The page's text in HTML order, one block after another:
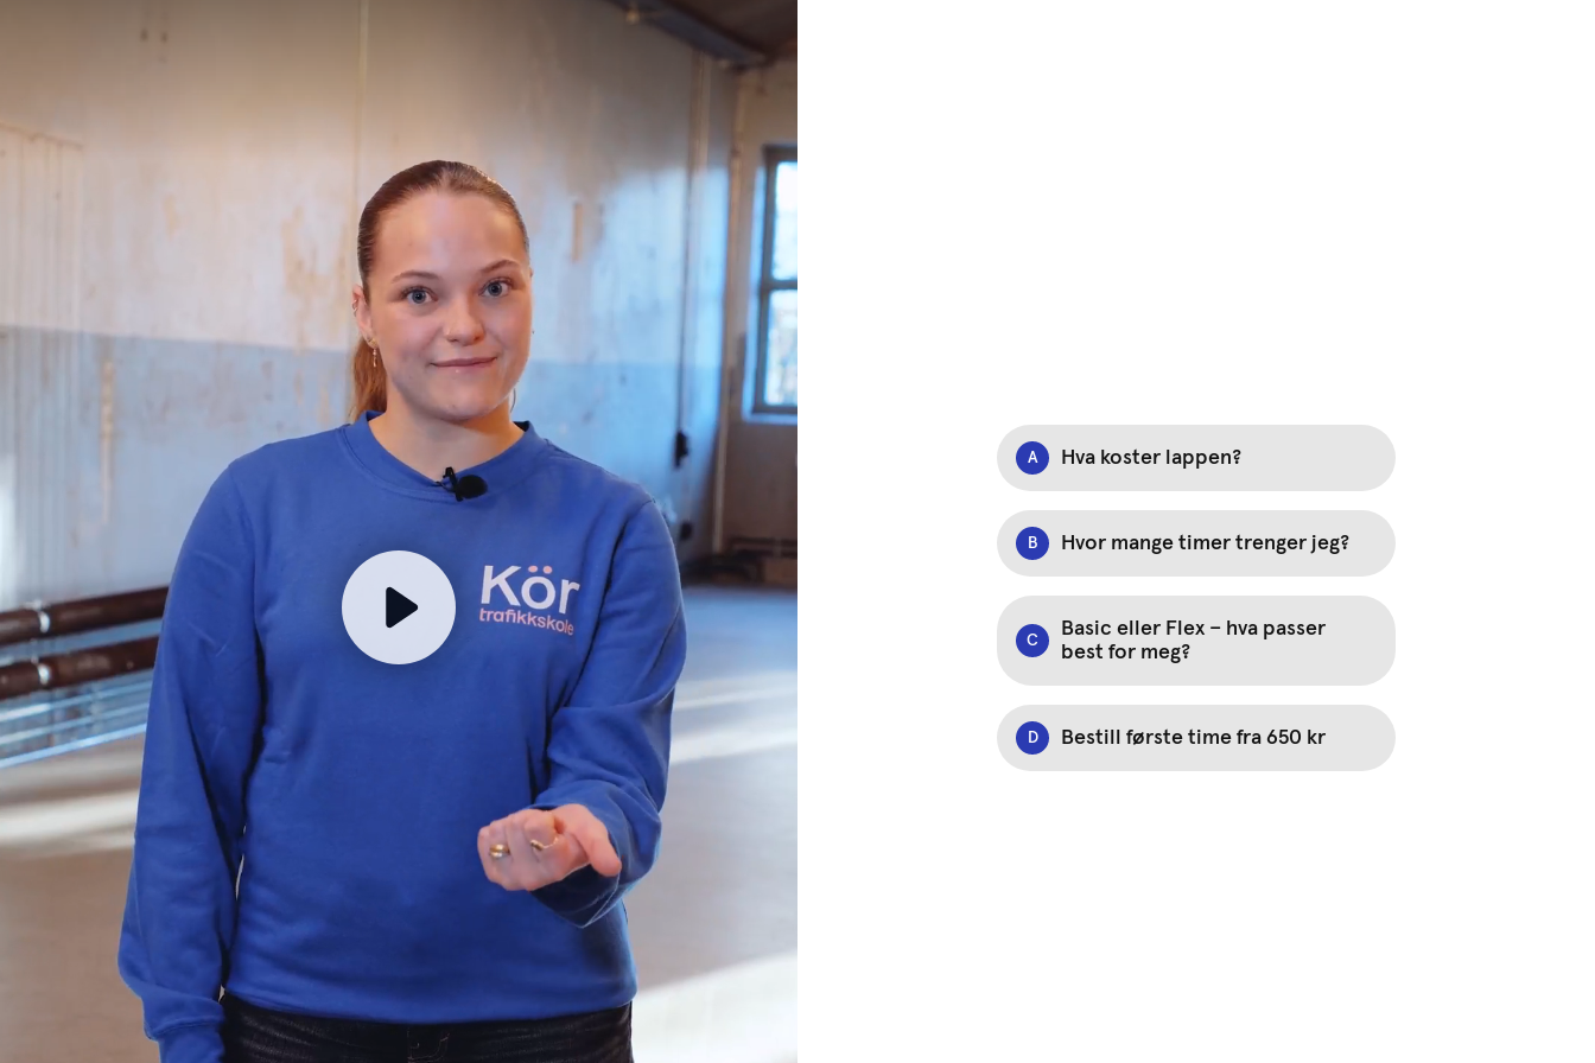
Hva gjør Kör-appen til den
enkleste veien til lappen?
A Hva koster lappen?
B Hvor mange timer trenger jeg?
C
Basic eller Flex – hva passer
best for meg?
D Bestill første time fra 650 kr